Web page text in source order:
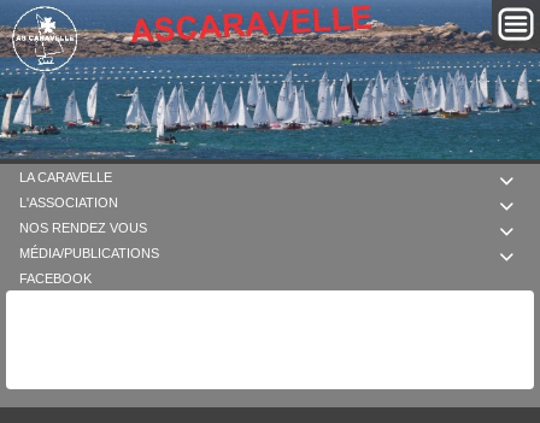

LA CARAVELLE

L'ASSOCIATION

NOS RENDEZ VOUS

MÉDIA/PUBLICATIONS
FACEBOOK